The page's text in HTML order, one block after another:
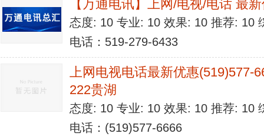
【万通电讯】上网/电视/电话 最
态度: 10 专业: 10 效果: 10 推荐: 10
电话：519-279-6433
上网电视电话最新优惠(519)577-
222贵湖
态度: 10 专业: 10 效果: 10 推荐: 10
电话：(519)577-6666